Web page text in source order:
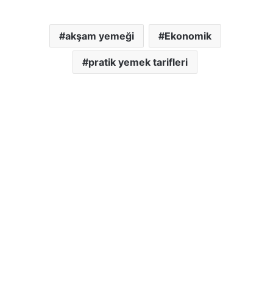
akşam yemeği Ekonomik
pratik yemek tarifleri